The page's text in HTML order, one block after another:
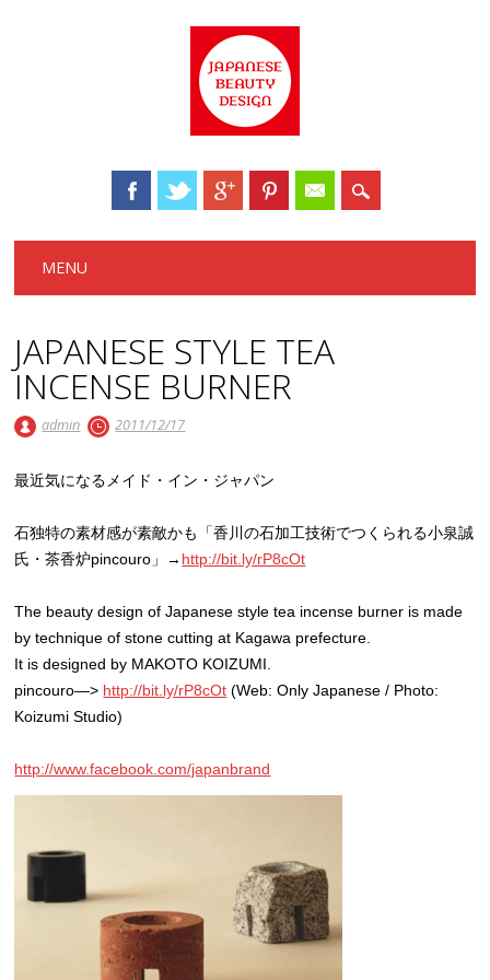
Main menu
MENU
JAPANESE STYLE TEA
INCENSE BURNER
admin 2011/12/17
最近気になるメイド・イン・ジャパン
石独特の素材感が素敵かも「香川の石加工技術でつくられる小泉誠
氏・茶香炉pincouro」→ http://bit.ly/rP8cOt
The beauty design of Japanese style tea incense burner is made
by technique of stone cutting at Kagawa prefecture.
It is designed by MAKOTO KOIZUMI.
pincouro—> http://bit.ly/rP8cOt (Web: Only Japanese / Photo:
Koizumi Studio)
http://www.facebook.com/japanbrand